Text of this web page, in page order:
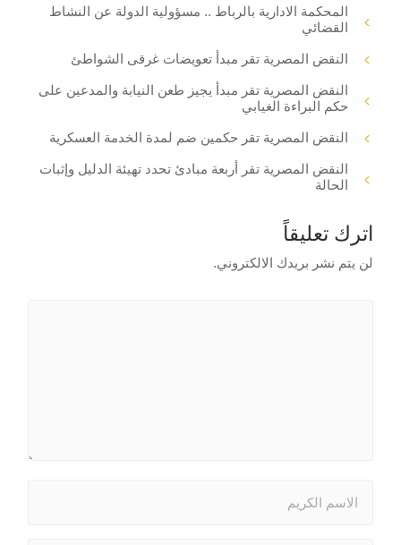
المحكمة الادارية بالرباط .. مسؤولية الدولة عن النشاط
القضائي
النقض المصرية تقر مبدأ تعويضات غرقى الشواطئ
النقض المصرية تقر مبدأ يجيز طعن النيابة والمدعين على
حكم البراءة الغيابي
النقض المصرية تقر حكمين ضم لمدة الخدمة العسكرية
النقض المصرية تقر أربعة مبادئ تحدد تهيئة الدليل وإثبات
الحالة
اترك تعليقاً
لن يتم نشر بريدك الالكتروني.